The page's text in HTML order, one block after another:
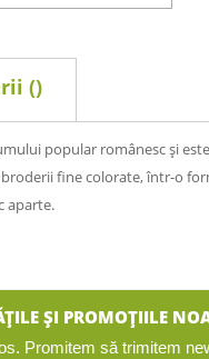
()
popular românesc și
fine colorate, într-o
aparte.
ȘI PROMOȚIILE
Promitem să trimitem